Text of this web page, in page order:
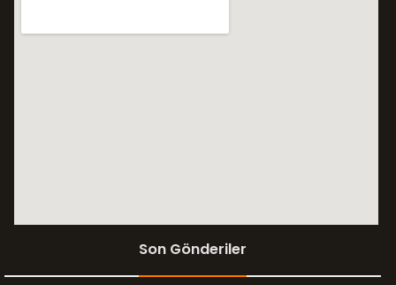
Son Gönderiler